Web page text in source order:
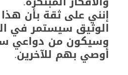
إنني على ثقة بأن هذا
الوثيق سيستمر في
وسيكون من دواعي
أوصي بهم للآخرين.